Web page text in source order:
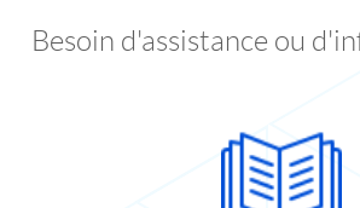
Besoin d'assistance ou